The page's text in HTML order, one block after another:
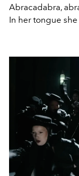
Abracadabra,
In her tongue